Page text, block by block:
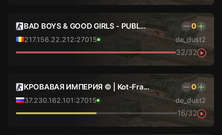
BAD BOYS & GOOD GIRLS - PUBL... 0
217.156.22.212:27015 de_dust2
32/32
КРОВАВАЯ ИМПЕРИЯ © | Kot-Fra... 0
37.230.162.101:27015 de_dust2
16/32